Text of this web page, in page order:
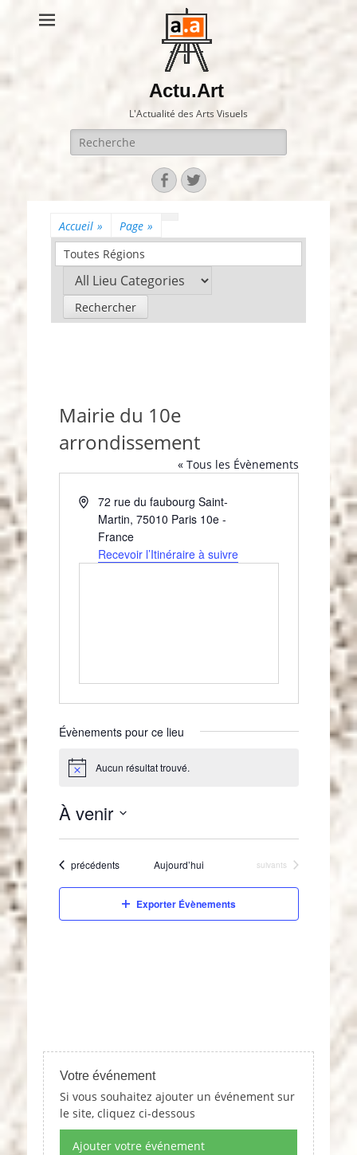
Actu.Art
L'Actualité des Arts Visuels
Recherche
pour:
Facebook
Twitter
Accueil » Page »
Toutes Régions
Mairie du 10e
arrondissement
« Tous les Évènements
A
72 rue du faubourg Saint-
Martin,75010 Paris 10e -
France
Recevoir l’Itinéraire à suivre
Évènements pour ce lieu
N
i
c
e
Aucun résultat trouvé.
À venir
l
e
t
n
e
d
a
t
e
Évènements
précédents Aujourd’hui Évènements
suivants
Exporter Évènements
Votre événement
Si vous souhaitez ajouter un événement sur
le site, cliquez ci-dessous
Ajouter votre événement